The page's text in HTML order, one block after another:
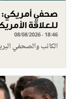
صحفي
للعلاقة
08/08/2026 - 18:46
الكاتب والصحفي